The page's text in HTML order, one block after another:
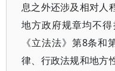
息之外还涉及相对人
地方政府规章均不
《立法法》第8条
律、行政法规和地方